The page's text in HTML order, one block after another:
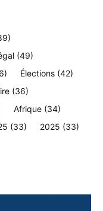
(49)
Élections (42)
(36)
Afrique (34)
(33) 2025 (33)